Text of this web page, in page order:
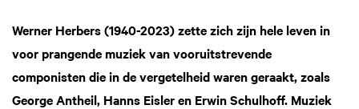
Werner Herbers (1940-2023) zette zich zijn hele leven in
voor prangende muziek van vooruitstrevende
componisten die in de vergetelheid waren geraakt, zoals
George Antheil, Hanns Eisler en Erwin Schulhoff. Muziek